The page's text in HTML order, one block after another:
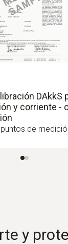
DAkkS
y corriente -
de
y